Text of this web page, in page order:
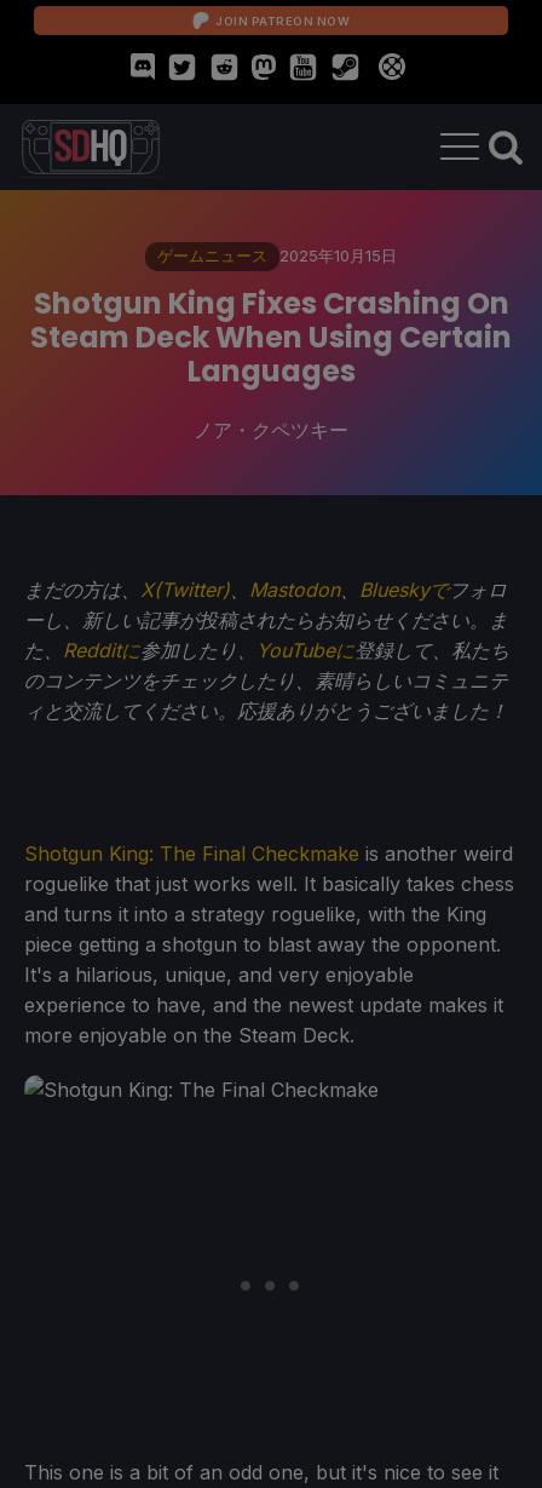
JOIN PATREON NOW
ゲームニュース 2025年10月15日
Shotgun King Fixes Crashing On
Steam Deck When Using Certain
Languages
ノア・クペツキー
まだの方は、 X(Twitter) Mastodon、 Blueskyでフォロ
ーし、新しい記事が投稿されたらお知らせください。ま
た、 Redditに参加したり、 YouTubeに登録して、私たち
のコンテンツをチェックしたり、素晴らしいコミュニテ
ィと交流してください。応援ありがとうございました！
Shotgun King: The Final Checkmake is another weird
roguelike that just works well. It basically takes chess
and turns it into a strategy roguelike, with the King
piece getting a shotgun to blast away the opponent.
It's a hilarious, unique, and very enjoyable
experience to have, and the newest update makes it
more enjoyable on the Steam Deck.
This one is a bit of an odd one, but it's nice to see it